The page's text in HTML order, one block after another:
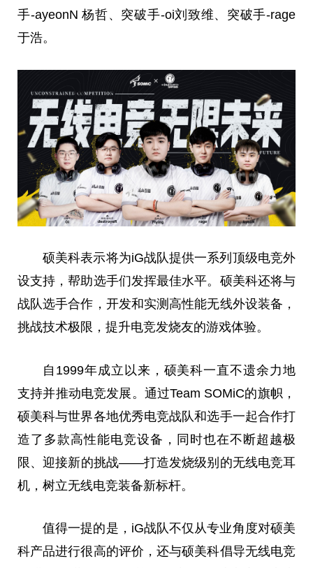
手-ayeonN 杨哲、突破手-oi刘致维、突破手-rage
于浩。
硕美科表示将为iG战队提供一系列顶级电竞外
设支持，帮助选手们发挥最佳水平。硕美科还将与
战队选手合作，开发和实测高性能无线外设装备，
挑战技术极限，提升电竞发烧友的游戏体验。
自1999年成立以来，硕美科一直不遗余力地
支持并推动电竞发展。通过Team SOMiC的旗帜，
硕美科与世界各地优秀电竞战队和选手一起合作打
造了多款高性能电竞设备，同时也在不断超越极
限、迎接新的挑战——打造发烧级别的无线电竞耳
机，树立无线电竞装备新标杆。
值得一提的是，iG战队不仅从专业角度对硕美
科产品进行很高的评价，还与硕美科倡导无线电竞